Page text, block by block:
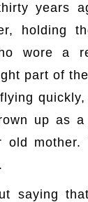
years
holding
wore a
part of
up as
old mother.
saying